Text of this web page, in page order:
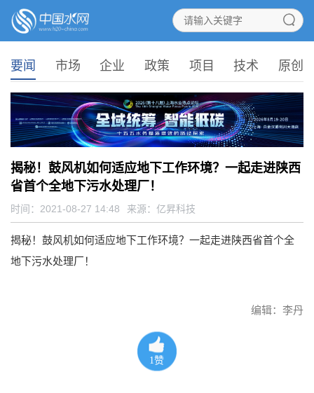
要闻 市场 企业 政策 项目 技术 原创
揭秘！鼓风机如何适应地下工作环境？一起走进陕西
省首个全地下污水处理厂！
时间：2021-08-27 14:48 来源： 亿昇科技
揭秘！鼓风机如何适应地下工作环境？一起走进陕西省首个全
地下污水处理厂！
编辑：李丹
1 赞